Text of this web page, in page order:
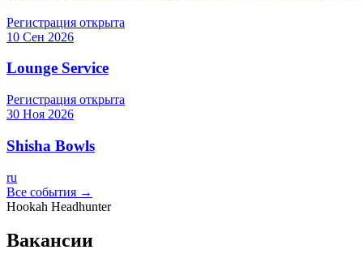
Регистрация открыта
10 Сен 2026
Lounge Service
Регистрация открыта
30 Ноя 2026
Shisha Bowls
ru
Все события →
Hookah Headhunter
Вакансии